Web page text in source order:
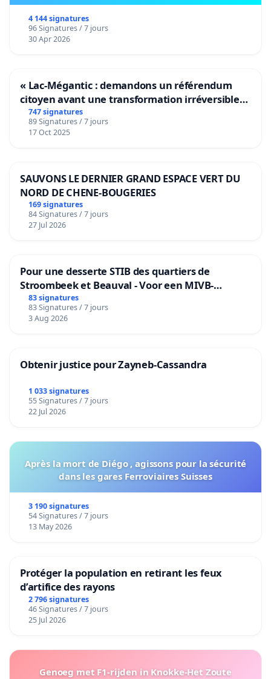
4 144 signatures
96 Signatures / 7 jours
30 Apr 2026
« Lac-Mégantic : demandons un référendum
citoyen avant une transformation irréversible
de notre territoire »
747 signatures
89 Signatures / 7 jours
17 Oct 2025
SAUVONS LE DERNIER GRAND ESPACE VERT DU
NORD DE CHENE-BOUGERIES
169 signatures
84 Signatures / 7 jours
27 Jul 2026
Pour une desserte STIB des quartiers de
Stroombeek et Beauval - Voor een MIVB-
bediening van de wijken Strombeek en Het
Voor
83 signatures
83 Signatures / 7 jours
3 Aug 2026
Obtenir justice pour Zayneb-Cassandra
1 033 signatures
55 Signatures / 7 jours
22 Jul 2026
Après la mort de Diégo , agissons pour la sécurité
dans les gares Ferroviaires Suisses
3 190 signatures
54 Signatures / 7 jours
13 May 2026
Protéger la population en retirant les feux
d’artifice des rayons
2 796 signatures
46 Signatures / 7 jours
25 Jul 2026
Genoeg met F1-rijden in Knokke-Het Zoute